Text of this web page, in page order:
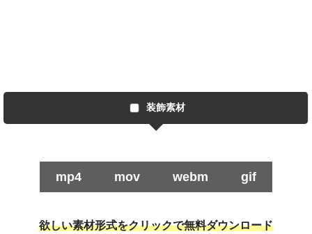
装飾素材
mp4 mov webm gif
欲しい素材形式をクリックで無料ダウンロード